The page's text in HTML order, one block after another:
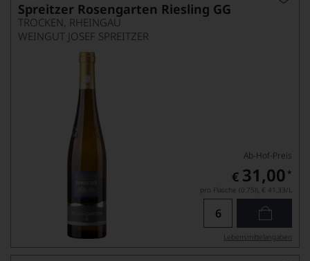
Spreitzer Rosengarten Riesling GG
TROCKEN, RHEINGAU
WEINGUT JOSEF SPREITZER
Ab-Hof-Preis
€ 31,00 *
pro Flasche (0.75l), € 41,33/L
Lebensmittel­angaben